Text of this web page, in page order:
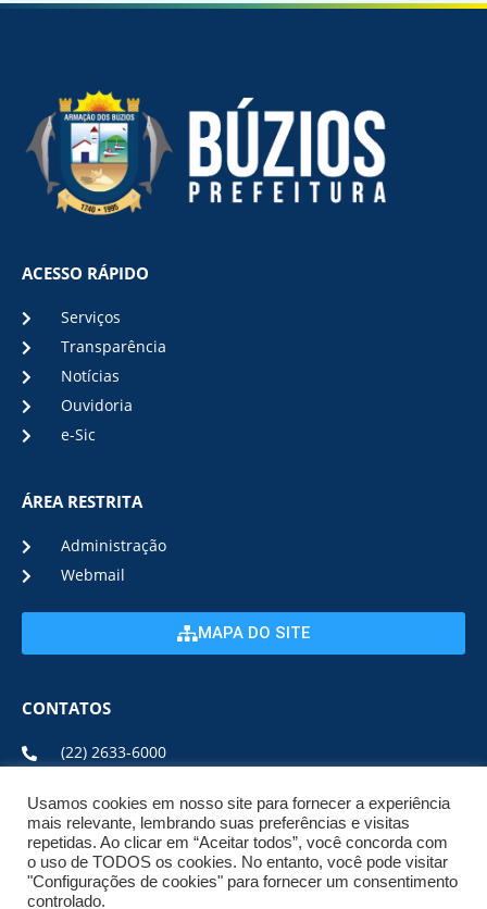
ACESSO RÁPIDO
Serviços
Transparência
Notícias
Ouvidoria
e-Sic
ÁREA RESTRITA
Administração
Webmail
MAPA DO SITE
CONTATOS
(22) 2633-6000
ENDEREÇO E HORÁRIO
ESTRADA DA USINA, Nº 600 CENTRO, CEP: 28950-000
DE SEGUNDA A SEXTA DE 08:00 ÀS 17:00
Usamos cookies em nosso site para fornecer a experiência
mais relevante, lembrando suas preferências e visitas
repetidas. Ao clicar em “Aceitar todos”, você concorda com
o uso de TODOS os cookies. No entanto, você pode visitar
"Configurações de cookies" para fornecer um consentimento
controlado.